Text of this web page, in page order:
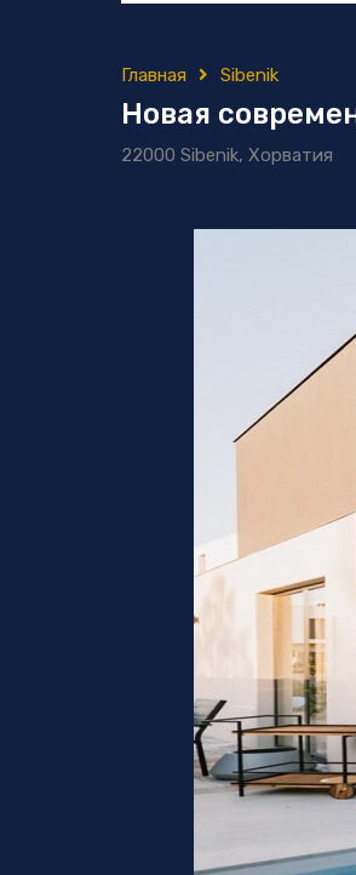
Главная Sibenik
Новая
22000 Sibenik, Хорватия